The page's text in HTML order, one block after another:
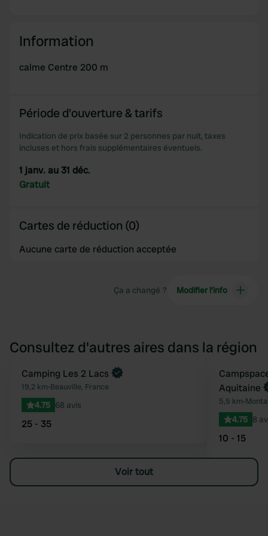
Information
calme Centre 200 m
Période d'ouverture & tarifs
Indication de prix basée sur 2 personnes par nuit, taxes
incluses et hors frais supplémentaires éventuels.
1 janv. au 31 déc.
Gratuit
Cartes de réduction (0)
Aucune carte de réduction acceptée
Ça a changé ? Modifier l’info
Consultez d'autres aires dans la région
Préféré
Camping Les 2 Lacs
19,2 km•Beauville, France
4.75 68 avis
25 - 35
Reserve
Aquitaine
5,5 km•
4.75 8
10 - 15
Voir tout